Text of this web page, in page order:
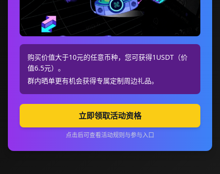
购买价值大于10元的任意币种，您可获得1USDT（价
值6.5元）。
群内晒单更有机会获得专属定制周边礼品。
立即领取活动资格
点击后可查看活动规则与参与入口